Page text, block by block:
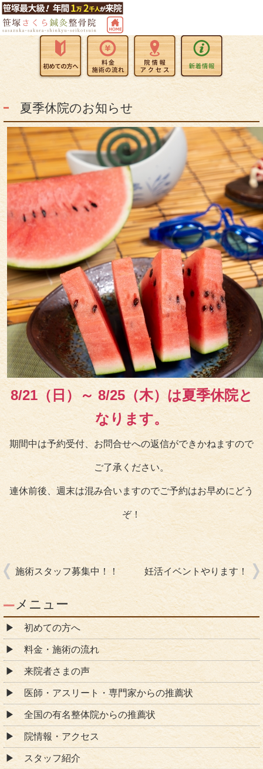
夏季休院のお知らせ
8/21（日）～ 8/25（木）は夏季休院と
なります。
期間中は予約受付、お問合せへの返信ができかねますので
ご了承ください。
連休前後、週末は混み合いますのでご予約はお早めにどう
ぞ！
施術スタッフ募集中！！ 妊活イベントやります！
メニュー
初めての方へ
料金・施術の流れ
来院者さまの声
医師・アスリート・専門家からの推薦状
全国の有名整体院からの推薦状
院情報・アクセス
スタッフ紹介